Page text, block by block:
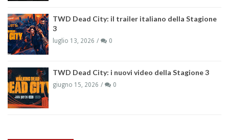
TWD Dead City: il trailer italiano della Stagione
3
luglio 13, 2026 0
TWD Dead City: i nuovi video della Stagione 3
giugno 15, 2026 0